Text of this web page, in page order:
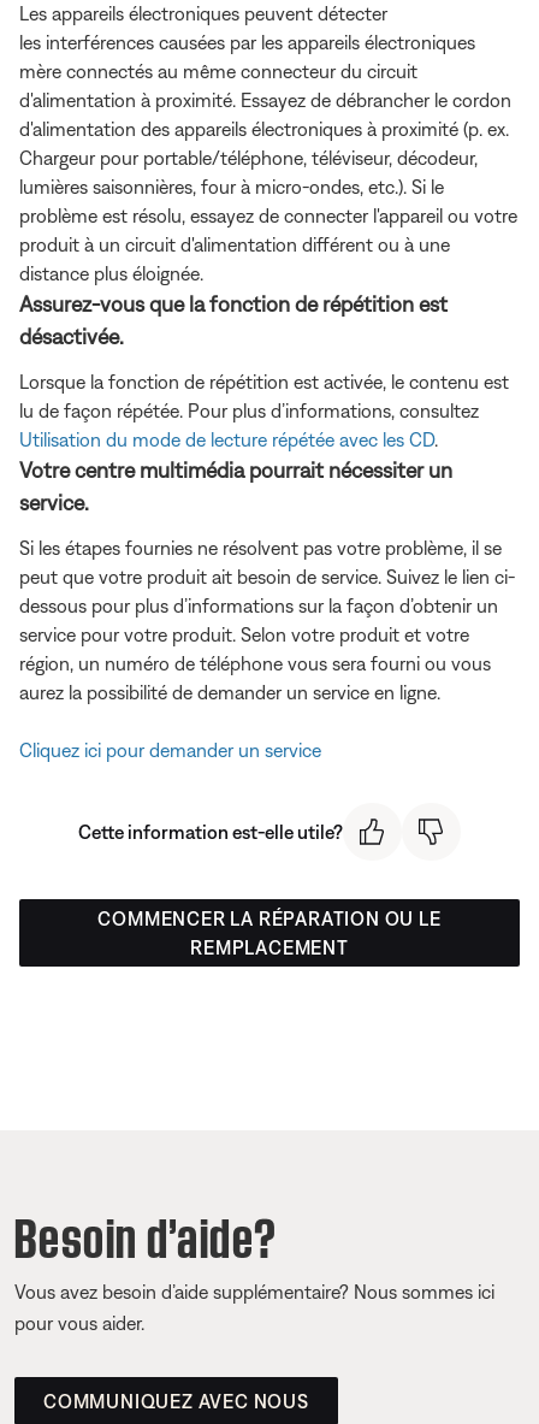
Les appareils électroniques peuvent détecter
les interférences causées par les appareils électroniques
mère connectés au même connecteur du circuit
d'alimentation à proximité. Essayez de débrancher le cordon
d'alimentation des appareils électroniques à proximité (p. ex.
Chargeur pour portable/téléphone, téléviseur, décodeur,
lumières saisonnières, four à micro-ondes, etc.). Si le
problème est résolu, essayez de connecter l'appareil ou votre
produit à un circuit d'alimentation différent ou à une
distance plus éloignée.
Assurez-vous que la fonction de répétition est
désactivée.
Lorsque la fonction de répétition est activée, le contenu est
lu de façon répétée. Pour plus d’informations, consultez
Utilisation du mode de lecture répétée avec les CD.
Votre centre multimédia pourrait nécessiter un
service.
Si les étapes fournies ne résolvent pas votre problème, il se
peut que votre produit ait besoin de service. Suivez le lien ci-
dessous pour plus d’informations sur la façon d’obtenir un
service pour votre produit. Selon votre produit et votre
région, un numéro de téléphone vous sera fourni ou vous
aurez la possibilité de demander un service en ligne.
Cliquez ici pour demander un service
Cette information est-elle utile?
COMMENCER LA RÉPARATION OU LE
REMPLACEMENT
Besoin d’aide?
Vous avez besoin d’aide supplémentaire? Nous sommes ici
pour vous aider.
COMMUNIQUEZ AVEC NOUS